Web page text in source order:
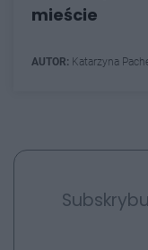
mieście
AUTOR: Katarzyna